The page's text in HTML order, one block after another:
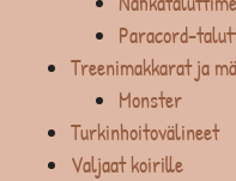
Paracord-
Treenimakkarat ja
Monster
Turkinhoitovälineet
Valjaat koirille